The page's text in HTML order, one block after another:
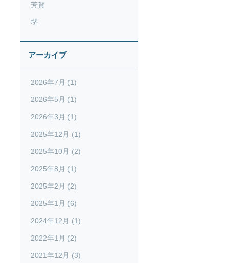
芳賀
堺
アーカイブ
2026年7月 (1)
2026年5月 (1)
2026年3月 (1)
2025年12月 (1)
2025年10月 (2)
2025年8月 (1)
2025年2月 (2)
2025年1月 (6)
2024年12月 (1)
2022年1月 (2)
2021年12月 (3)